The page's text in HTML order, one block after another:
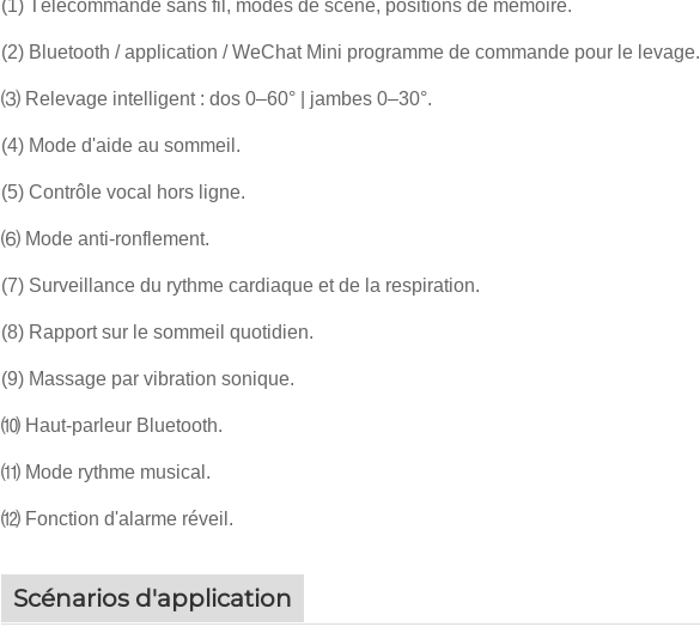
(1) Télécommande sans fil, modes de scène, positions de mémoire.
(2) Bluetooth / application / WeChat Mini programme de commande pour le levage.
⑶ Relevage intelligent : dos 0–60° | jambes 0–30°.
(4) Mode d'aide au sommeil.
(5) Contrôle vocal hors ligne.
⑹ Mode anti-ronflement.
(7) Surveillance du rythme cardiaque et de la respiration.
(8) Rapport sur le sommeil quotidien.
(9) Massage par vibration sonique.
⑽ Haut-parleur Bluetooth.
⑾ Mode rythme musical.
⑿ Fonction d'alarme réveil.
Scénarios d'application